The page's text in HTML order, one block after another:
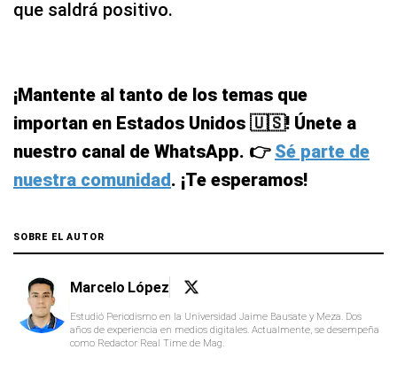
que saldrá positivo.
¡Mantente al tanto de los temas que
importan en Estados Unidos 🇺🇸! Únete a
nuestro canal de WhatsApp. 👉 Sé parte de
nuestra comunidad. ¡Te esperamos!
SOBRE EL AUTOR
Marcelo López
Estudió Periodismo en la Universidad Jaime Bausate y Meza. Dos
años de experiencia en medios digitales. Actualmente, se desempeña
como Redactor Real Time de Mag.